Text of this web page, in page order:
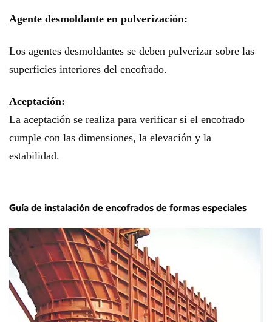
Agente desmoldante en pulverización:
Los agentes desmoldantes se deben pulverizar sobre las
superficies interiores del encofrado.
Aceptación:
La aceptación se realiza para verificar si el encofrado
cumple con las dimensiones, la elevación y la
estabilidad.
Guía de instalación de encofrados de formas especiales